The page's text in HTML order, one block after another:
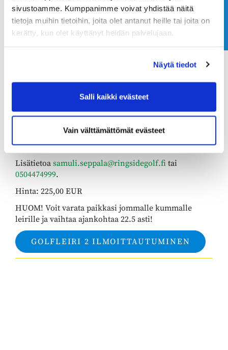
sivustoamme. Kumppanimme voivat yhdistää näitä
tietoja muihin tietoihin, joita olet antanut heille tai joita on
kerätty, kun olet käyttänyt heidän palvelujaan.
Näytä tiedot
Salli kaikki evästeet
Vain välttämättömät evästeet
sopiviksi.
Leirillä ei ole varsinaista ikärajaa ja tervetulleita ovat
kaikki lapset ja nuoret, ketkä pärjäävät itsenäisesti
Varmista paikkasi ajoissa, sillä paikkoja on
liikuntaseteleillä niin ole yhteydessä suoraan
Hinta sisältää opetuksen, välineet kurssin ajaksi sekä
suorittaa Green Card mikä sisältyy myös kurssin
hintaan.
Lisätietoa samuli.seppala@ringsidegolf.fi tai
0504474999.
Hinta: 225,00 EUR
HUOM! Voit varata paikkasi jommalle kummalle
leirille ja vaihtaa ajankohtaa 22.5 asti!
GOLFLEIRI 2 ILMOITTAUTUMINEN